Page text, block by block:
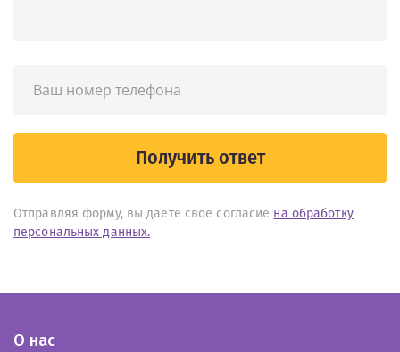
Получить ответ
Отправляя форму, вы даете свое согласие на обработку
персональных данных.
О нас